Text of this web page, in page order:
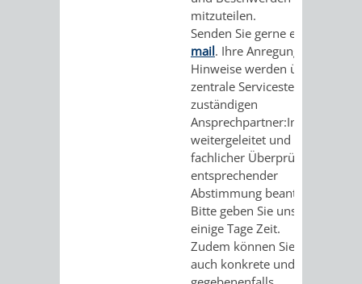
mitzuteilen.
Senden Sie gerne eine
mail. Ihre Anregungen und
Hinweise werden über eine
zentrale Servicestelle an die
zuständigen
Ansprechpartner:Innen
weitergeleitet und nach
fachlicher Überprüfung und
entsprechender
Abstimmung beantwortet.
Bitte geben Sie uns hierfür
einige Tage Zeit.
Zudem können Sie zukünftig
auch konkrete und